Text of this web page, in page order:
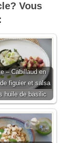
Vous
– Cabillaud en
figuier et salsa
huile de basilic